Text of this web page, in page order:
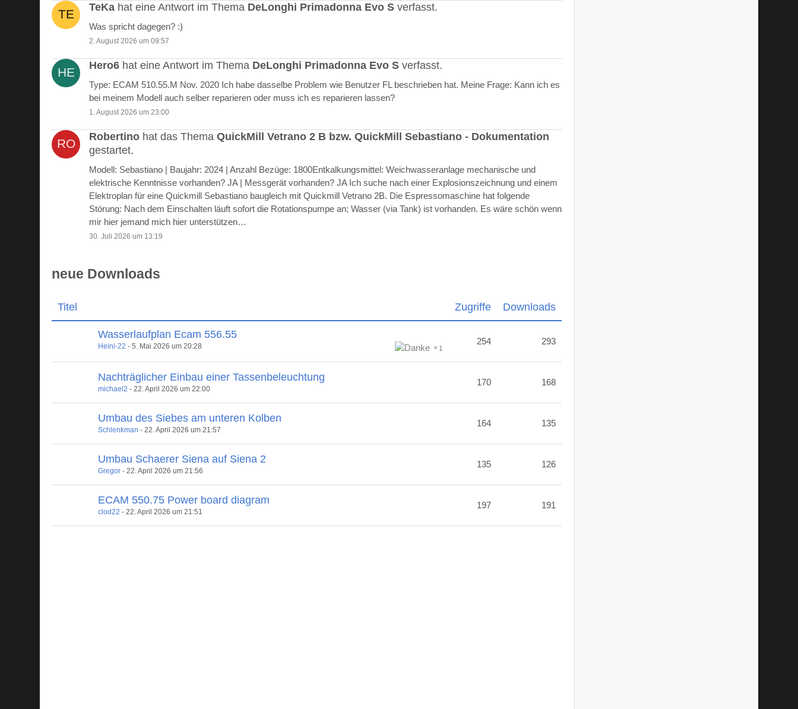
TeKa hat eine Antwort im Thema DeLonghi Primadonna Evo S verfasst.
Was spricht dagegen? :)
2. August 2026 um 09:57
Hero6 hat eine Antwort im Thema DeLonghi Primadonna Evo S verfasst.
Type: ECAM 510.55.M Nov. 2020 Ich habe dasselbe Problem wie Benutzer FL beschrieben hat. Meine Frage: Kann ich es
bei meinem Modell auch selber reparieren oder muss ich es reparieren lassen?
1. August 2026 um 23:00
Robertino hat das ThemaQuickMill Vetrano 2 B bzw. QuickMill Sebastiano - Dokumentation
gestartet.
Modell: Sebastiano | Baujahr: 2024 | Anzahl Bezüge: 1800Entkalkungsmittel: Weichwasseranlage mechanische und
elektrische Kenntnisse vorhanden? JA | Messgerät vorhanden? JA Ich suche nach einer Explosionszeichnung und einem
Elektroplan für eine Quickmill Sebastiano baugleich mit Quickmill Vetrano 2B. Die Espressomaschine hat folgende
Störung: Nach dem Einschalten läuft sofort die Rotationspumpe an; Wasser (via Tank) ist vorhanden. Es wäre schön wenn
mir hier jemand mich hier unterstützen…
30. Juli 2026 um 13:19
neue Downloads
Titel Zugriffe Downloads
Wasserlaufplan Ecam 556.55
1
Heini-22 -5. Mai 2026 um 20:28 254 293
Nachträglicher Einbau einer Tassenbeleuchtung
michael2 -22. April 2026 um 22:00
170 168
Umbau des Siebes am unteren Kolben
Schlenkman -22. April 2026 um 21:57
164 135
Umbau Schaerer Siena auf Siena 2
Gregor -22. April 2026 um 21:56
135 126
ECAM 550.75 Power board diagram
clod22 -22. April 2026 um 21:51
197 191